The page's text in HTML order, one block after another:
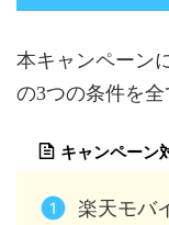
本キャンペーン
の3つの条件を全
キャンペーン
楽天モバ